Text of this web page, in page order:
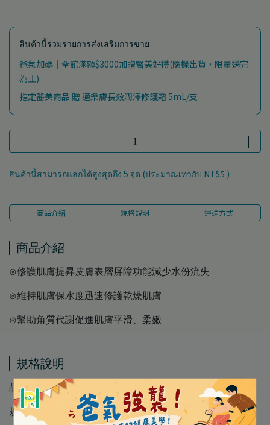
สินค้านี้ร่วมรายการส่งเสริมการขาย
爸氣加碼｜全館滿額$3000加贈醫美好禮(隨機出貨，限量送完
為止)
指定醫美商品 贈 適樂膚長效潤澤修護霜 5mL/支
สินค้านี้สามารถแลกได้สูงสุดถึง 5 จุด (ประมาณเท่ากับ NT$5 )
商品介紹 規格說明 運送方式
商品介紹
⊙修護肌膚提昇皮膚表層屏障功能減少水份流失
⊙維持肌膚保水度迅速修護乾燥肌膚
⊙幫助角質代謝促進肌膚平滑、柔嫩
規格說明
品 名 │水楊酸煥膚淨嫩潔膚露
規 格 │236mL/罐 473mL/罐